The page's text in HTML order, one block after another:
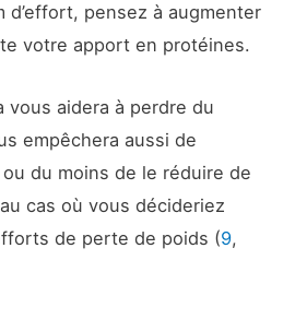
d’effort, pensez à augmenter
votre apport en protéines.
vous aidera à perdre du
empêchera aussi de
du moins de le réduire de
cas où vous décideriez
de perte de poids (9,